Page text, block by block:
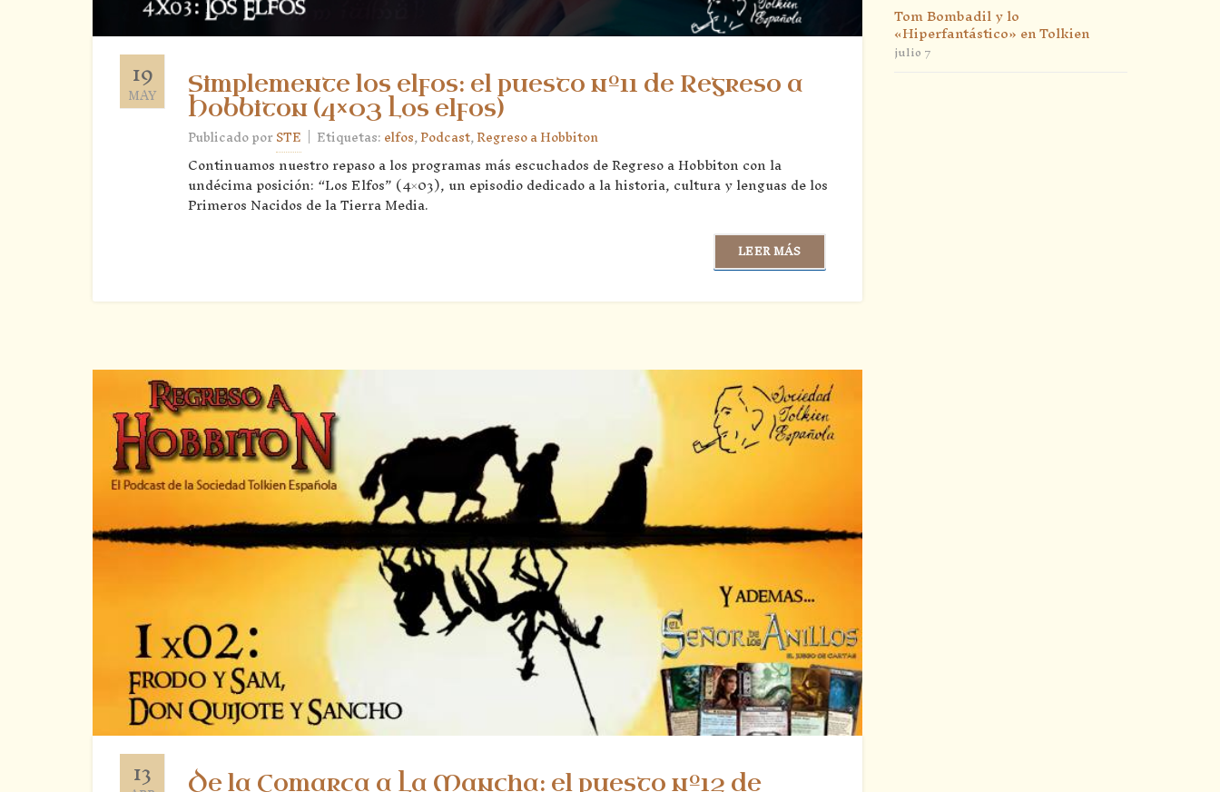
19
MAY
Simplemente los elfos: el puesto nº11 de Regreso a
Hobbiton (4×03 Los elfos)
Publicado porSTE | Etiquetas:elfos,Podcast,Regreso a Hobbiton
Continuamos nuestro repaso a los programas más escuchados de Regreso a Hobbiton con la
undécima posición: “Los Elfos” (4×03), un episodio dedicado a la historia, cultura y lenguas de los
Primeros Nacidos de la Tierra Media.
LEER MÁS
13 De la Comarca a La Mancha: el puesto nº12 de
Tom Bombadil y lo
«Hiperfantástico» en Tolkien
julio 7